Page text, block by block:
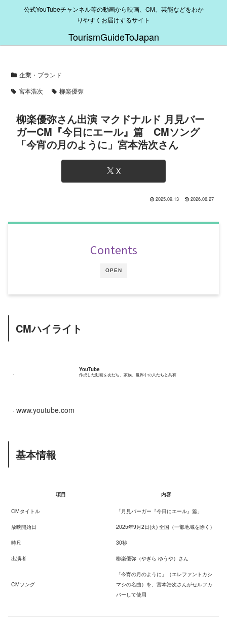
公式YouTubeチャンネル等の動画から映画、CM、芸能などをわか
りやすくお届けするサイト
TourismGuideToJapan
企業・ブランド
宮本浩次
柳楽優弥
柳楽優弥さん出演 マクドナルド 月見バー
ガーCM『今日にエール』篇 CMソング
「今宵の月のように」宮本浩次さん
X
2025.09.13 2026.06.27
OPEN
Contents
CMハイライト
YouTube
作成した動画を友だち、家族、世界中の人たちと共有
www.youtube.com
基本情報
項目 内容
CMタイトル 「月見バーガー『今日にエール』篇」
放映開始日 2025年9月2日(火) 全国（一部地域を除く）
時尺 30秒
出演者 柳楽優弥（やぎら ゆうや）さん
CMソング
「今宵の月のように」（エレファントカシ
マシの名曲）を、宮本浩次さんがセルフカ
バーして使用